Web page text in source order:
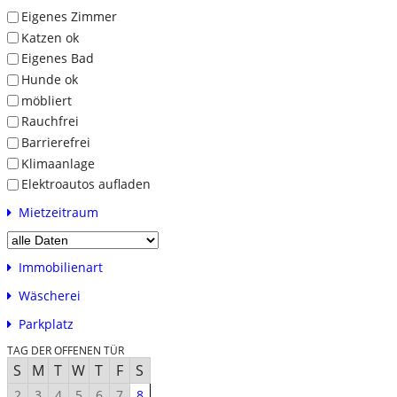
Eigenes Zimmer
Katzen ok
Eigenes Bad
Hunde ok
möbliert
Rauchfrei
Barrierefrei
Klimaanlage
Elektroautos aufladen
Mietzeitraum
Immobilienart
Wäscherei
Parkplatz
TAG DER OFFENEN TÜR
S M T W T F S